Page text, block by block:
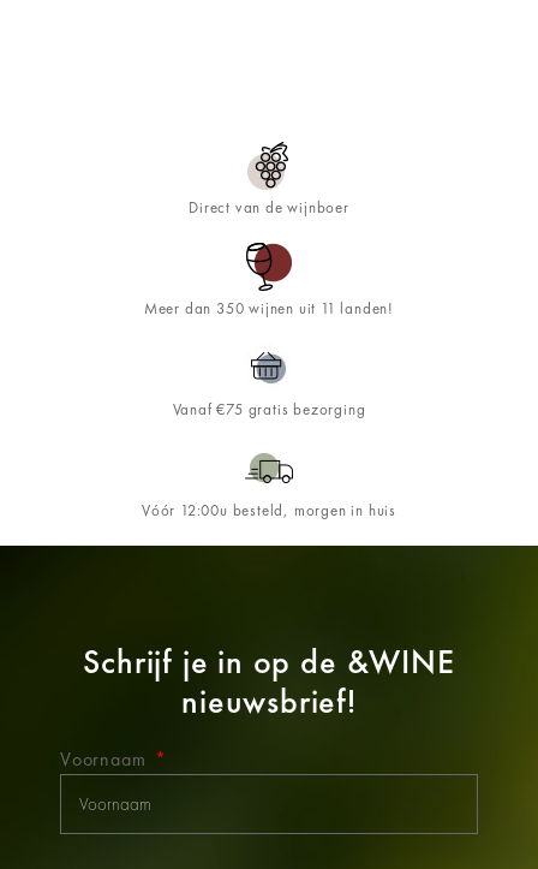
Direct van de wijnboer
Meer dan 350 wijnen uit 11 landen!
Vanaf €75 gratis bezorging
Vóór 12:00u besteld, morgen in huis
Schrijf je in op de &WINE
nieuwsbrief!
Voornaam